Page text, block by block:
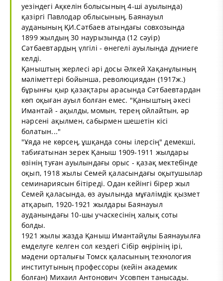
уезіндегі Ақкелін болысының 4-ші ауылында)
қазіргі Павлодар облысының, Баянауыл
ауданының ҚИ.Сәтбаев атындағы совхозында
1899 жылдың 30 наурызында (12 сәуір)
Сәтбаевтардың үлгілі - өнегелі ауылында дүниеге
келді.
Қаныштың жерлесі әрі досы Әлкей Хақанұлының
мәліметтері бойынша, революциядан (1917ж.)
бұрынғы қыр қазақтары арасында Сәтбаевтардан
көп оқыған ауыл болған емес. "Қаныштың әкесі
Имантай - ақылды, момын, терең ойлайтын, әр
нәрсені ақылмен, сабырмен шешетін кісі
болатын..."
"Ұяда не көрсең, ұшқанда соны ілерсің" демекші,
табиғатынан зерек Қаныш 1909-1911 жылдары
өзінің туған ауылындағы орыс - қазақ мектебінде
оқып, 1918 жылы Семей қаласындағы оқытушылар
семинариясын бітіреді. Одан кейінгі бірер жыл
Семей қаласында, өз ауылында мұғалімдік қызмет
атқарып, 1920-1921 жылдары Баянауыл
ауданындағы 10-шы учаскесінің халық соты
болды.
1921 жылы жазда Қаныш Имантайұлы Баянауылға
емделуге келген сол кездегі Сібір өңірінің ірі,
мәдени орталығы Томск қаласының технология
институтының профессоры (кейін академик
болған) Михаил Антонович Усовпен танысады.